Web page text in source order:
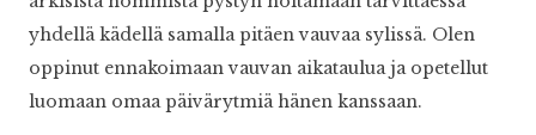
yhdellä kädellä samalla pitäen vauvaa sylissä. Olen
oppinut ennakoimaan vauvan aikataulua ja opetellut
luomaan omaa päivärytmiä hänen kanssaan.